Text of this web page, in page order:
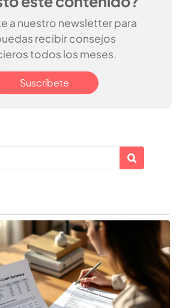
a nuestro newsletter para
recibir consejos
todos los meses.
Suscríbete